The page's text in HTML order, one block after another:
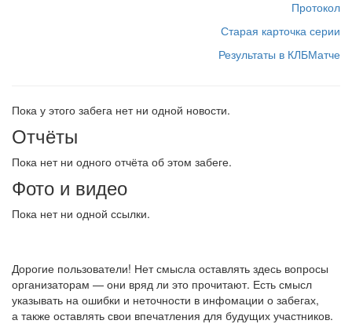
Протокол
Старая карточка серии
Результаты в КЛБМатче
Пока у этого забега нет ни одной новости.
Отчёты
Пока нет ни одного отчёта об этом забеге.
Фото и видео
Пока нет ни одной ссылки.
Дорогие пользователи! Нет смысла оставлять здесь вопросы
организаторам — они вряд ли это прочитают. Есть смысл
указывать на ошибки и неточности в инфомации о забегах,
а также оставлять свои впечатления для будущих участников.